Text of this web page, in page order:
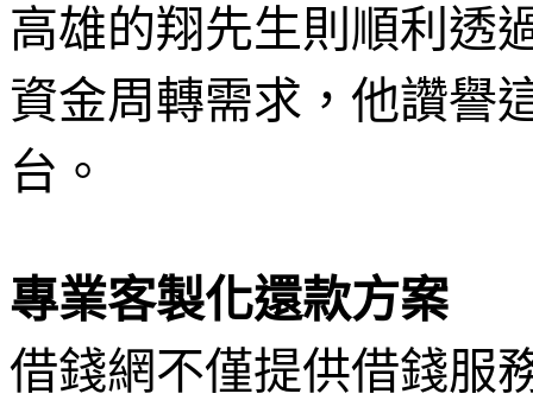
高雄的翔先生則順利透
資金周轉需求，他讚譽
台。
專業客製化還款方案
借錢網不僅提供借錢服